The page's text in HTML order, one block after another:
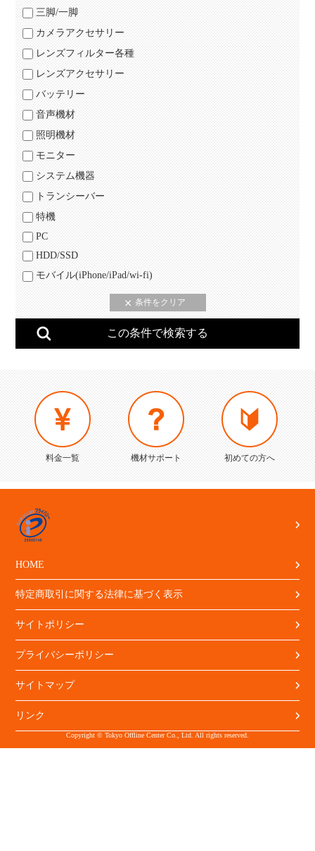
三脚/一脚
カメラアクセサリー
レンズフィルター各種
レンズアクセサリー
バッテリー
音声機材
照明機材
モニター
システム機器
トランシーバー
特機
PC
HDD/SSD
モバイル(iPhone/iPad/wi-fi)
料金一覧 機材サポート 初めての方へ
HOME
特定商取引に関する法律に基づく表示
サイトポリシー
プライバシーポリシー
サイトマップ
リンク
Copyright © Tokyo Offline Center Co., Ltd. All rights reserved.